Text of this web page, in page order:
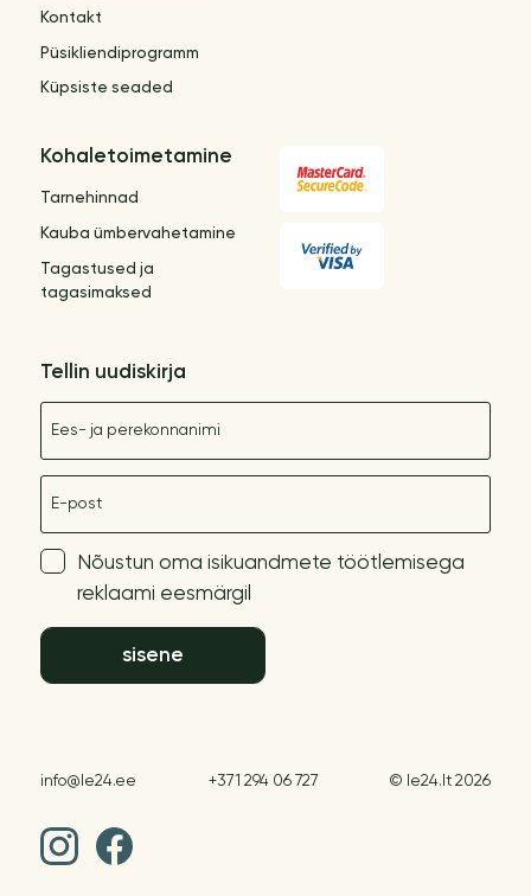
Kontakt
Püsikliendiprogramm
Küpsiste seaded
Kohaletoimetamine
Tarnehinnad
Kauba ümbervahetamine
Tagastused ja
tagasimaksed
Tellin uudiskirja
Nõustun oma isikuandmete töötlemisega
reklaami eesmärgil
sisene
info@le24.ee +371 294 06 727 © le24.lt 2026